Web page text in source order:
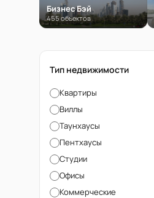
Бизнес Бэй
455 объектов
Тип недвижимости
Квартиры
Виллы
Таунхаусы
Пентхаусы
Студии
Офисы
Коммерческие